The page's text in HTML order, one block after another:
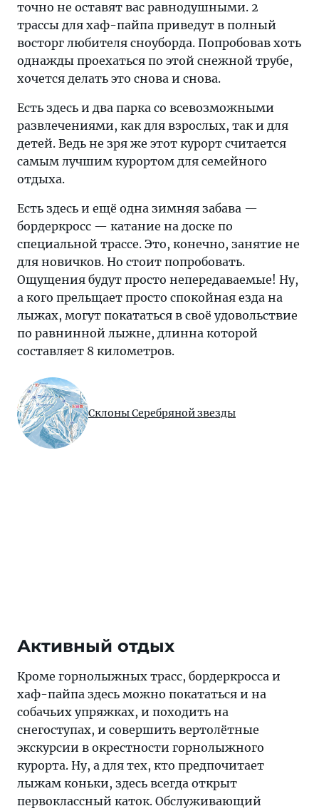
точно не оставят вас равнодушными. 2
трассы для хаф-пайпа приведут в полный
восторг любителя сноуборда. Попробовав хоть
однажды проехаться по этой снежной трубе,
хочется делать это снова и снова.
Есть здесь и два парка со всевозможными
развлечениями, как для взрослых, так и для
детей. Ведь не зря же этот курорт считается
самым лучшим курортом для семейного
отдыха.
Есть здесь и ещё одна зимняя забава —
бордеркросс — катание на доске по
специальной трассе. Это, конечно, занятие не
для новичков. Но стоит попробовать.
Ощущения будут просто непередаваемые! Ну,
а кого прельщает просто спокойная езда на
лыжах, могут покататься в своё удовольствие
по равнинной лыжне, длинна которой
составляет 8 километров.
Склоны Серебряной звезды
Активный отдых
Кроме горнолыжных трасс, бордеркросса и
хаф-пайпа здесь можно покататься и на
собачьих упряжках, и походить на
снегоступах, и совершить вертолётные
экскурсии в окрестности горнолыжного
курорта. Ну, а для тех, кто предпочитает
лыжам коньки, здесь всегда открыт
первоклассный каток. Обслуживающий